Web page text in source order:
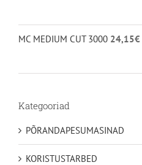
MC MEDIUM CUT 3000 24,15€
Kategooriad
PÕRANDAPESUMASINAD
KORISTUSTARBED